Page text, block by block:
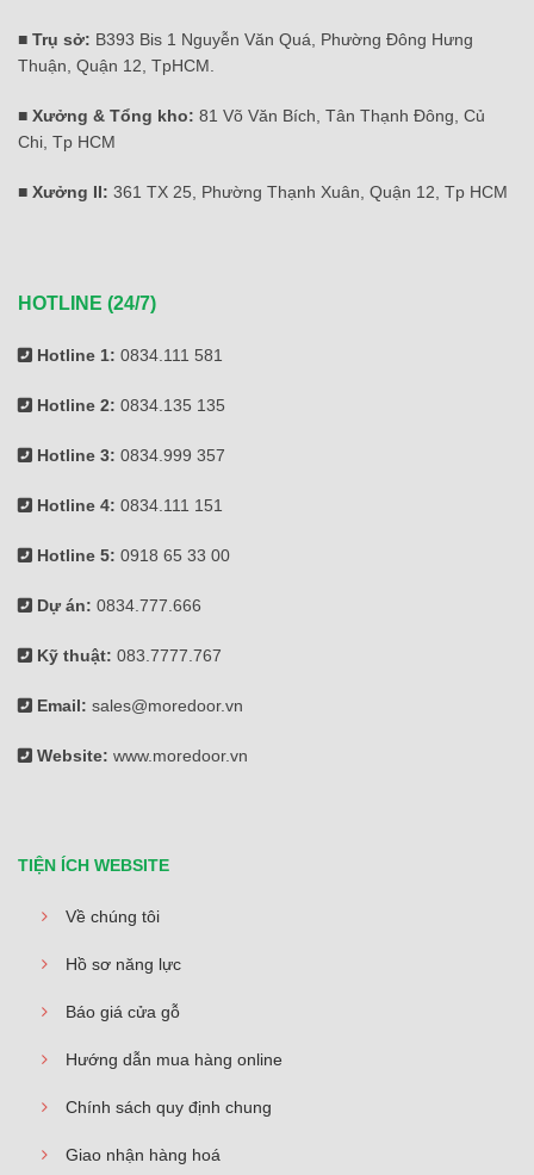
■ Trụ sở: B393 Bis 1 Nguyễn Văn Quá, Phường Đông Hưng
Thuận, Quận 12, TpHCM.
■ Xưởng & Tổng kho: 81 Võ Văn Bích, Tân Thạnh Đông, Củ
Chi, Tp HCM
■ Xưởng II: 361 TX 25, Phường Thạnh Xuân, Quận 12, Tp HCM
HOTLINE (24/7)
Hotline 1: 0834.111 581
Hotline 2: 0834.135 135
Hotline 3: 0834.999 357
Hotline 4: 0834.111 151
Hotline 5: 0918 65 33 00
Dự án: 0834.777.666
Kỹ thuật: 083.7777.767
Email: sales@moredoor.vn
Website: www.moredoor.vn
TIỆN ÍCH WEBSITE
Về chúng tôi
Hồ sơ năng lực
Báo giá cửa gỗ
Hướng dẫn mua hàng online
Chính sách quy định chung
Giao nhận hàng hoá